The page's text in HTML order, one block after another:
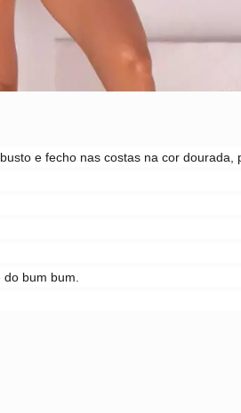
e fecho nas costas na cor dourada,
bum bum.